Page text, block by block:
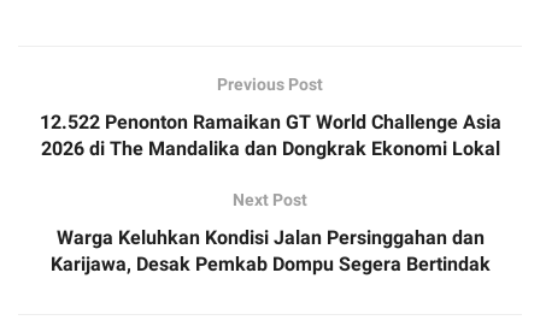
Previous Post
12.522 Penonton Ramaikan GT World Challenge Asia
2026 di The Mandalika dan Dongkrak Ekonomi Lokal
Next Post
Warga Keluhkan Kondisi Jalan Persinggahan dan
Karijawa, Desak Pemkab Dompu Segera Bertindak